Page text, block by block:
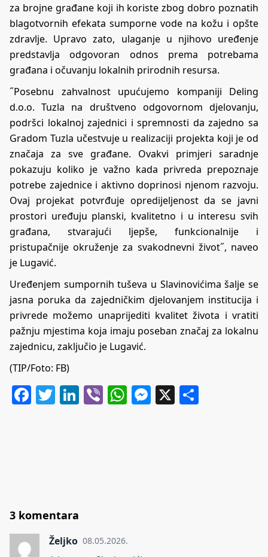
za brojne građane koji ih koriste zbog dobro poznatih
blagotvornih efekata sumporne vode na kožu i opšte
zdravlje. Upravo zato, ulaganje u njihovo uređenje
predstavlja odgovoran odnos prema potrebama
građana i očuvanju lokalnih prirodnih resursa.
˝Posebnu zahvalnost upućujemo kompaniji Deling
d.o.o. Tuzla na društveno odgovornom djelovanju,
podršci lokalnoj zajednici i spremnosti da zajedno sa
Gradom Tuzla učestvuje u realizaciji projekta koji je od
značaja za sve građane. Ovakvi primjeri saradnje
pokazuju koliko je važno kada privreda prepoznaje
potrebe zajednice i aktivno doprinosi njenom razvoju.
Ovaj projekat potvrđuje opredijeljenost da se javni
prostori uređuju planski, kvalitetno i u interesu svih
građana, stvarajući ljepše, funkcionalnije i
pristupačnije okruženje za svakodnevni život˝, naveo
je Lugavić.
Uređenjem sumpornih tuševa u Slavinovićima šalje se
jasna poruka da zajedničkim djelovanjem institucija i
privrede možemo unaprijediti kvalitet života i vratiti
pažnju mjestima koja imaju poseban značaj za lokalnu
zajednicu, zaključio je Lugavić.
(TIP/Foto: FB)
Facebook
Twitter
LinkedIn
ViberWhatsApp
Messenger
X
3 komentara
Željko 08.05.2026.